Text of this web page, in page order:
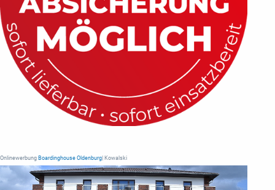
Onlinewerbung Boardinghouse Oldenburg | Kowalski